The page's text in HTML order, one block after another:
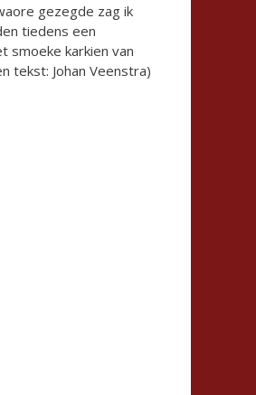
gezegde zag ik
tiedens een
smoeke karkien van
tekst: Johan Veenstra)